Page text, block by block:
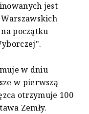
jest
początku
w dniu
w pierwszą
otrzymuje 100
Zemły.